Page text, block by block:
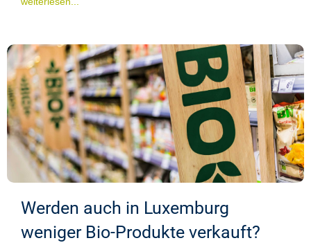
Werden auch in Luxemburg
weniger Bio-Produkte verkauft?